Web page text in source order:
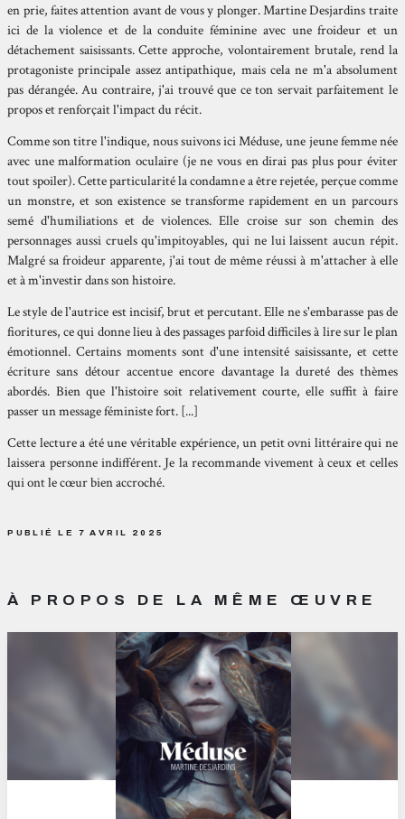
en prie, faites attention avant de vous y plonger. Martine Desjardins traite
ici de la violence et de la conduite féminine avec une froideur et un
détachement saisissants. Cette approche, volontairement brutale, rend la
protagoniste principale assez antipathique, mais cela ne m'a absolument
pas dérangée. Au contraire, j'ai trouvé que ce ton servait parfaitement le
propos et renforçait l'impact du récit.
Comme son titre l'indique, nous suivons ici Méduse, une jeune femme née
avec une malformation oculaire (je ne vous en dirai pas plus pour éviter
tout spoiler). Cette particularité la condamne a être rejetée, perçue comme
un monstre, et son existence se transforme rapidement en un parcours
semé d'humiliations et de violences. Elle croise sur son chemin des
personnages aussi cruels qu'impitoyables, qui ne lui laissent aucun répit.
Malgré sa froideur apparente, j'ai tout de même réussi à m'attacher à elle
et à m'investir dans son histoire.
Le style de l'autrice est incisif, brut et percutant. Elle ne s'embarasse pas de
fioritures, ce qui donne lieu à des passages parfoid difficiles à lire sur le plan
émotionnel. Certains moments sont d'une intensité saisissante, et cette
écriture sans détour accentue encore davantage la dureté des thèmes
abordés. Bien que l'histoire soit relativement courte, elle suffit à faire
passer un message féministe fort. [...]
Cette lecture a été une véritable expérience, un petit ovni littéraire qui ne
laissera personne indifférent. Je la recommande vivement à ceux et celles
qui ont le cœur bien accroché.
PUBLIÉ LE 7 AVRIL 2025
À PROPOS DE LA MÊME ŒUVRE